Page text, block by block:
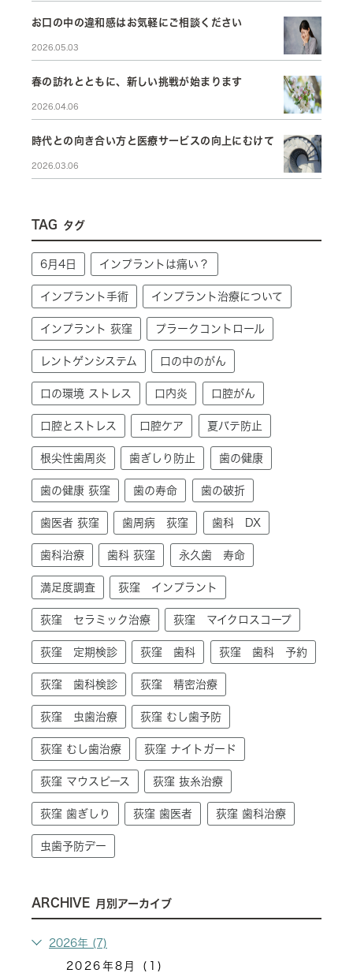
お口の中の違和感はお気軽にご相談ください
2026.05.03
春の訪れとともに、新しい挑戦が始まります
2026.04.06
時代との向き合い方と医療サービスの向上にむけて
2026.03.06
TAG タグ
6月4日 インプラントは痛い？
インプラント手術 インプラント治療について
インプラント 荻窪 プラークコントロール
レントゲンシステム 口の中のがん
口の環境 ストレス 口内炎 口腔がん
口腔とストレス 口腔ケア 夏バテ防止
根尖性歯周炎 歯ぎしり防止 歯の健康
歯の健康 荻窪 歯の寿命 歯の破折
歯医者 荻窪 歯周病 荻窪 歯科 DX
歯科治療 歯科 荻窪 永久歯 寿命
満足度調査 荻窪 インプラント
荻窪 セラミック治療 荻窪 マイクロスコープ
荻窪 定期検診 荻窪 歯科 荻窪 歯科 予約
荻窪 歯科検診 荻窪 精密治療
荻窪 虫歯治療 荻窪 むし歯予防
荻窪 むし歯治療 荻窪 ナイトガード
荻窪 マウスピース 荻窪 抜糸治療
荻窪 歯ぎしり 荻窪 歯医者 荻窪 歯科治療
虫歯予防デー
ARCHIVE 月別アーカイブ
2026年 (7)
2026年8月 (1)